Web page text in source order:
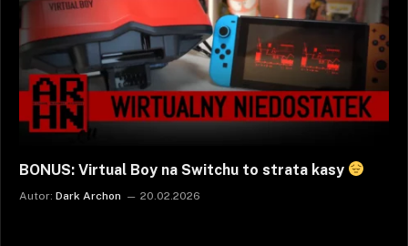
BONUS: Virtual Boy na Switchu to strata kasy
Autor: Dark Archon 20.02.2026